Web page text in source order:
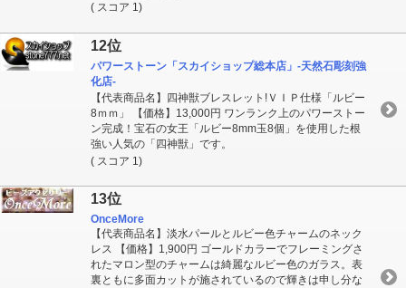
( スコア 1)
12位
パワーストーン「スカイショップ総本店」-天然石彫刻強
化店-
【代表商品名】四神獣ブレスレット!ＶＩＰ仕様「ルビー
8ｍｍ」 【価格】13,000円 ワンランク上のパワーストー
ン完成！宝石の女王「ルビー8mm玉8個」を使用した根
強い人気の「四神獣」です。
( スコア 1)
13位
OnceMore
【代表商品名】淡水パールとルビー色チャームのネック
レス 【価格】1,900円 ゴールドカラーでフレーミングさ
れたマロン型のチャームは綺麗なルビー色のガラス。表
裏ともに多面カットが施されているので輝きは申し分な